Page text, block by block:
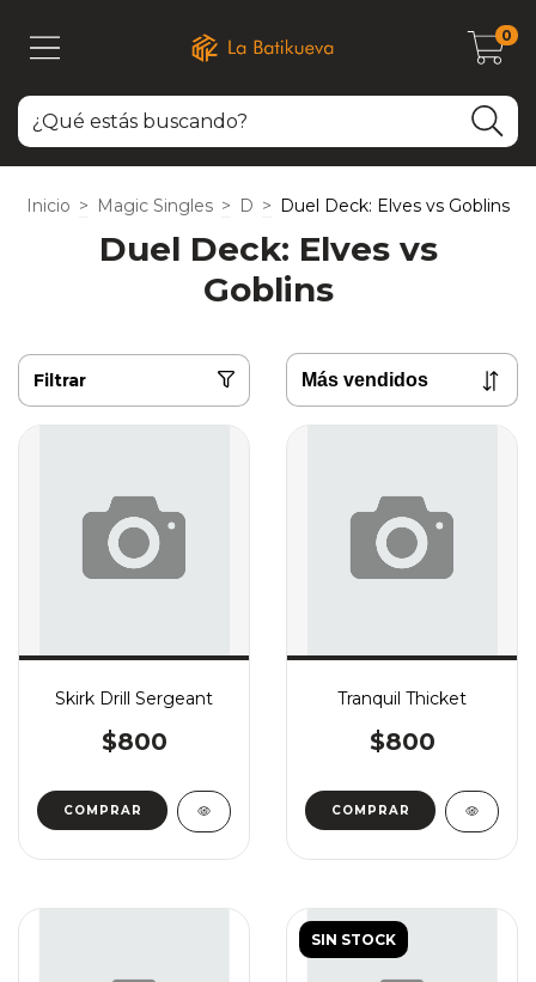
0
Inicio > Magic Singles > D > Duel Deck: Elves vs Goblins
Duel Deck: Elves vs
Goblins
Filtrar
Skirk Drill Sergeant
$800
COMPRAR
Tranquil Thicket
$800
COMPRAR
SIN STOCK